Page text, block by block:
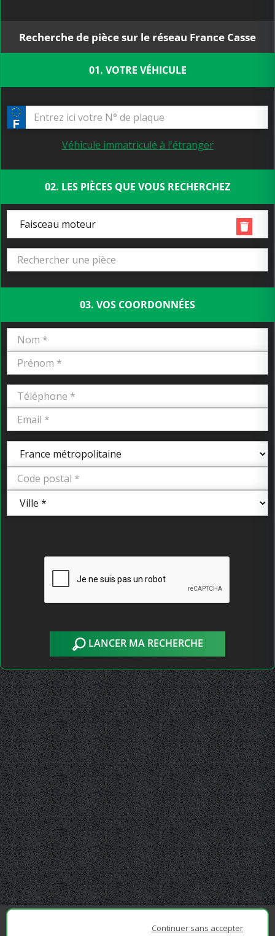
Recherche de pièce sur le réseau France Casse
01. VOTRE VÉHICULE
Véhicule immatriculé à l'étranger
02. LES PIÈCES QUE VOUS RECHERCHEZ
Faisceau moteur
03. VOS COORDONNÉES
LANCER MA RECHERCHE
Continuer sans accepter